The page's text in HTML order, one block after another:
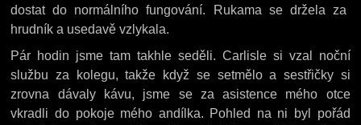
dostat do normálního fungování. Rukama se držela za
hrudník a usedavě vzlykala.
Pár hodin jsme tam takhle seděli. Carlisle si vzal noční
službu za kolegu, takže když se setmělo a sestřičky si
zrovna dávaly kávu, jsme se za asistence mého otce
vkradli do pokoje mého andílka. Pohled na ni byl pořád